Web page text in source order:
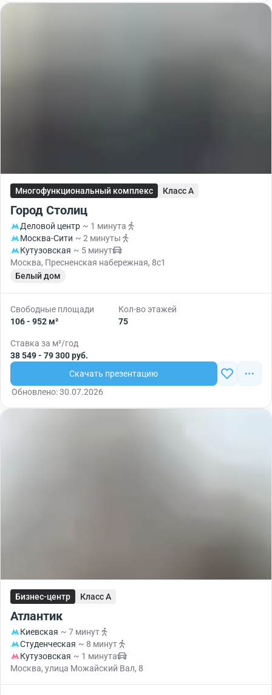
Многофункциональный комплекс Класс A
Город Столиц
Деловой центр ~ 1 минута
Москва-Сити ~ 2 минуты
Кутузовская ~ 5 минут
Москва, Пресненская набережная, 8с1
Белый дом
Свободные площади
106 - 952 м²
Кол-во этажей
75
Ставка за м²/год
38 549 - 79 300 руб.
Скачать презентацию
Обновлено: 30.07.2026
Бизнес-центр Класс A
Атлантик
Киевская ~ 7 минут
Студенческая ~ 8 минут
Кутузовская ~ 1 минута
Москва, улица Можайский Вал, 8